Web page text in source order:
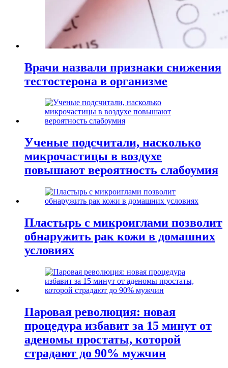
Врачи назвали признаки снижения
тестостерона в организме
Ученые подсчитали, насколько
микрочастицы в воздухе
повышают вероятность слабоумия
Пластырь с микроиглами позволит
обнаружить рак кожи в домашних
условиях
Паровая революция: новая
процедура избавит за 15 минут от
аденомы простаты, которой
страдают до 90% мужчин